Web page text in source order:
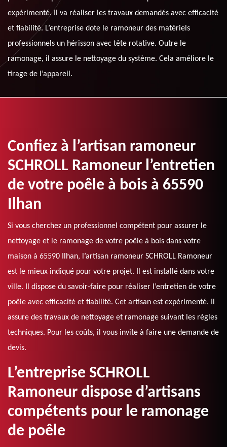
expérimenté. Il va réaliser les travaux demandés avec efficacité
et fiabilité. L’entreprise dote le ramoneur des matériels
professionnels un hérisson avec tête rotative. Outre le
ramonage, il assure le nettoyage du système. Cela améliore le
tirage de l’appareil.
Confiez à l’artisan ramoneur
SCHROLL Ramoneur l’entretien
de votre poêle à bois à 65590
Ilhan
Si vous cherchez un professionnel compétent pour assurer le
nettoyage et le ramonage de votre poêle à bois dans votre
maison à 65590 Ilhan, l’artisan ramoneur SCHROLL Ramoneur
est le mieux indiqué pour votre projet. Il est installé dans votre
ville. Il dispose du savoir-faire pour réaliser l’entretien de votre
poêle avec efficacité et fiabilité. Cet artisan est expérimenté. Il
assure des travaux de nettoyage et ramonage suivant les règles
techniques. Pour les coûts, il vous invite à faire une demande de
devis.
L’entreprise SCHROLL
Ramoneur dispose d’artisans
compétents pour le ramonage
de poêle